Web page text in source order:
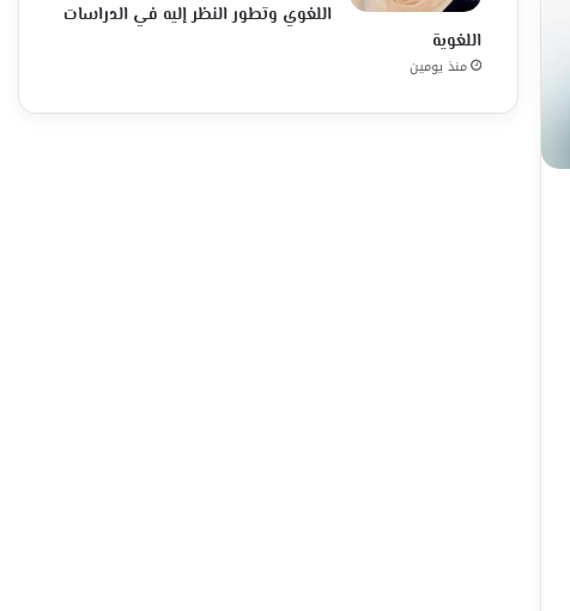
اللغوي وتطور النظر إليه في الدراسات
اللغوية
منذ يومين